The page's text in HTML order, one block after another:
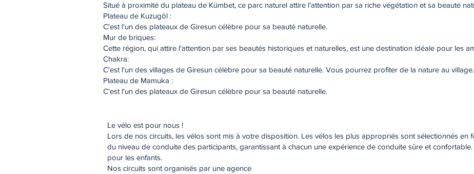
Situé à proximité du plateau de Kümbet, ce parc naturel attire l'attention par sa riche végétation et sa beauté
Plateau de Kuzugöl :
C'est l'un des plateaux de Giresun célèbre pour sa beauté naturelle.
Mur de briques:
Cette région, qui attire l'attention par ses beautés historiques et naturelles, est une destination idéale pour les
Chakra:
C'est l'un des villages de Giresun célèbre pour sa beauté naturelle. Vous pourrez profiter de la nature au village.
Plateau de Mamuka :
C'est l'un des plateaux de Giresun célèbre pour sa beauté naturelle.
Le vélo est pour nous !
Lors de nos circuits, les vélos sont mis à votre disposition. Les vélos les plus appropriés sont sélectionnés en
du niveau de conduite des participants, garantissant à chacun une expérience de conduite sûre et
pour les enfants.
Nos circuits sont organisés par une agence